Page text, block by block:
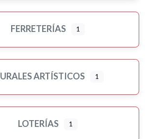
FERRETERÍAS 1
ARTÍSTICOS 1
LOTERÍAS 1